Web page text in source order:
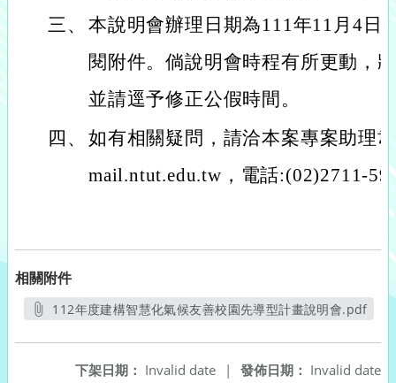
三、 本說明會辦理日期為111年11月4日
閱附件。倘說明會時程有所更動，
並請逕予修正公假時間。
四、 如有相關疑問，請洽本案專案助理
mail.ntut.edu.tw，電話:(02)2711-
相關附件
112年度建構智慧化氣候友善校園先導型計畫說明會.pdf
發佈日期： Invalid date
下架日期： Invalid date
|